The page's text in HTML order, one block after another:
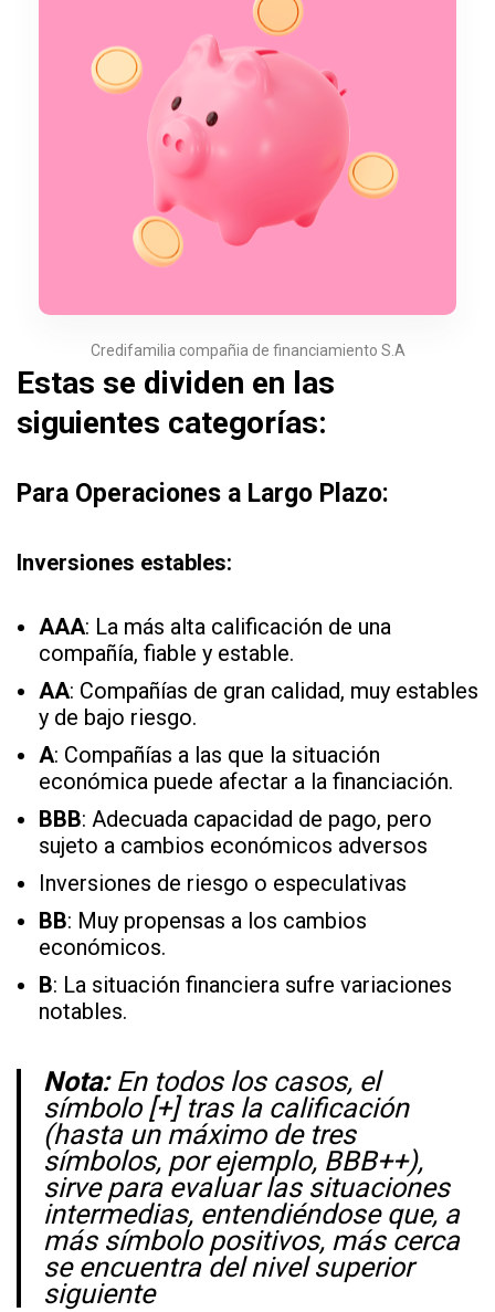
Credifamilia compañia de financiamiento S.A
Estas se dividen en las
siguientes categorías:
Para Operaciones a Largo Plazo:
Inversiones estables:
AAA: La más alta calificación de una
compañía, fiable y estable.
AA: Compañías de gran calidad, muy estables
y de bajo riesgo.
A: Compañías a las que la situación
económica puede afectar a la financiación.
BBB: Adecuada capacidad de pago, pero
sujeto a cambios económicos adversos
Inversiones de riesgo o especulativas
BB: Muy propensas a los cambios
económicos.
B: La situación financiera sufre variaciones
notables.
Nota: En todos los casos, el
símbolo [+] tras la calificación
(hasta un máximo de tres
símbolos, por ejemplo, BBB++),
sirve para evaluar las situaciones
intermedias, entendiéndose que, a
más símbolo positivos, más cerca
se encuentra del nivel superior
siguiente